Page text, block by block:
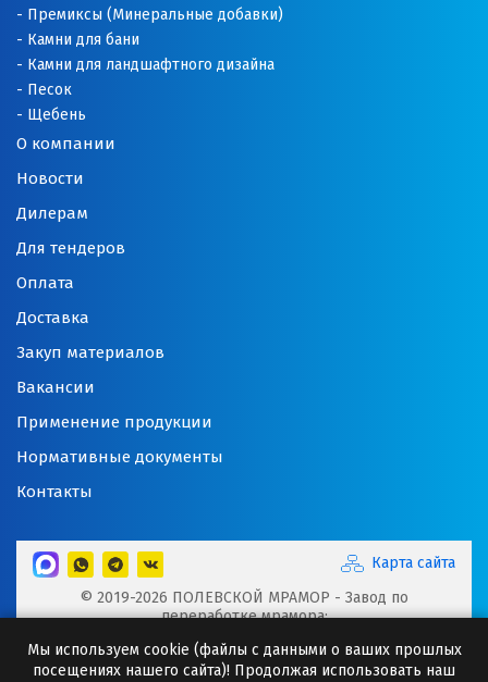
О компании
Новости
Дилерам
Для тендеров
Оплата
Доставка
Закуп материалов
Вакансии
Применение продукции
Нормативные документы
Контакты
Премиксы (Минеральные добавки)
Камни для бани
Камни для ландшафтного дизайна
Песок
Щебень
Карта сайта
© 2019-2026 ПОЛЕВСКОЙ МРАМОР - Завод по
переработке мрамора:
Минеральные порошки, Добавки для буровых растворов
Мы используем cookie (файлы с данными о ваших прошлых
посещениях нашего сайта)! Продолжая использовать наш